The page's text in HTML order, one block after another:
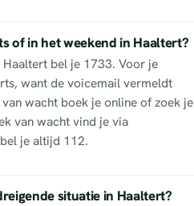
of in het weekend in Haaltert?
bel je 1733. Voor je
want de voicemail vermeldt
wacht boek je online of zoek je
van wacht vind je via
je altijd 112.
situatie in Haaltert?